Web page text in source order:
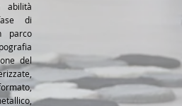
abilità
di
parco
del